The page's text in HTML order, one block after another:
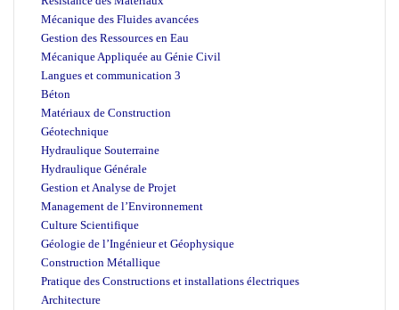
Mécanique des Fluides avancées
Gestion des Ressources en Eau
Mécanique Appliquée au Génie Civil
Langues et communication 3
Béton
Matériaux de Construction
Géotechnique
Hydraulique Souterraine
Hydraulique Générale
Gestion et Analyse de Projet
Management de l’Environnement
Culture Scientifique
Géologie de l’Ingénieur et Géophysique
Construction Métallique
Pratique des Constructions et installations électriques
Architecture